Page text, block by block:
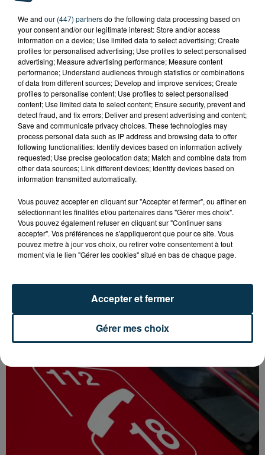
QUI EST CET ANCIEN VERT QUI DÉBARQUE
AVEC LE MAILLOT DE L'ASSE DANS...
FOREZTIVAL : DROGUÉ ET TENANT DES
PROPOS DÉPLACÉS, UN FESTIVALIER A...
We and our (447) partnersdo the following data processing based on
your consent and/or our legitimate interest: Store and/or access
information on a device; Use limited data to select advertising; Create
profiles for personalised advertising; Use profiles to select personalised
advertising; Measure advertising performance; Measure content
performance; Understand audiences through statistics or combinations
of data from different sources; Develop and improve services; Create
profiles to personalise content; Use profiles to select personalised
content; Use limited data to select content; Ensure security, prevent and
detect fraud, and fix errors; Deliver and present advertising and content;
Save and communicate privacy choices. These technologies may
process personal data such as IP address and browsing data to offer
following functionalities: Identify devices based on information actively
requested; Use precise geolocation data; Match and combine data from
other data sources; Link different devices; Identify devices based on
information transmitted automatically.
Vous pouvez accepter en cliquant sur "Accepter et fermer", ou affiner en
sélectionnant les finalités et/ou partenaires dans "Gérer mes choix".
Vous pouvez également refuser en cliquant sur "Continuer sans
accepter". Vos préférences ne s'appliqueront que pour ce site. Vous
pouvez mettre à jour vos choix, ou retirer votre consentement à tout
moment via le lien "Gérer les cookies" situé en bas de chaque page.
Gérer mes choix
Accepter et fermer